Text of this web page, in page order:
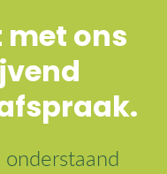
met ons